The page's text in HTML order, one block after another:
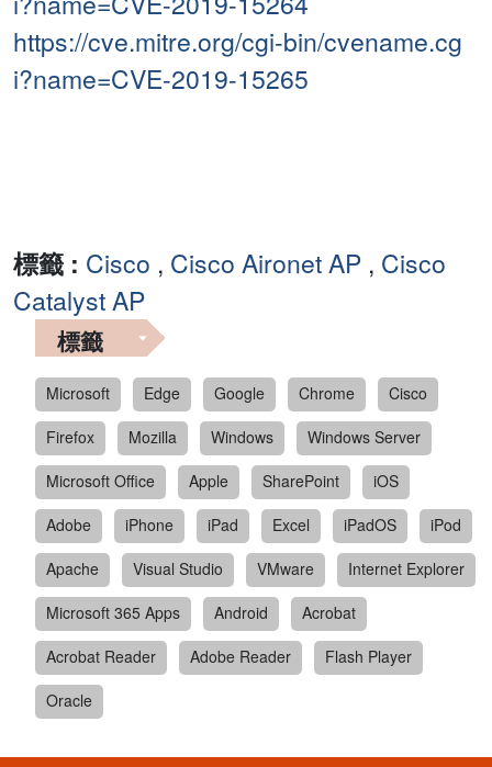
https://cve.mitre.org/cgi-bin/cvename.cg
i?name=CVE-2019-15265
標籤 : Cisco , Cisco Aironet AP , Cisco
Catalyst AP
標籤
Microsoft Edge Google Chrome
Cisco
Firefox
Mozilla Windows
Windows Server
Microsoft Office
Apple SharePoint
iOS
Adobe
iPhone iPad Excel iPadOS
iPod
Apache
Visual Studio VMware
Internet Explorer
Microsoft 365 Apps
Android
Acrobat
Acrobat Reader
Adobe Reader
Flash Player
Oracle